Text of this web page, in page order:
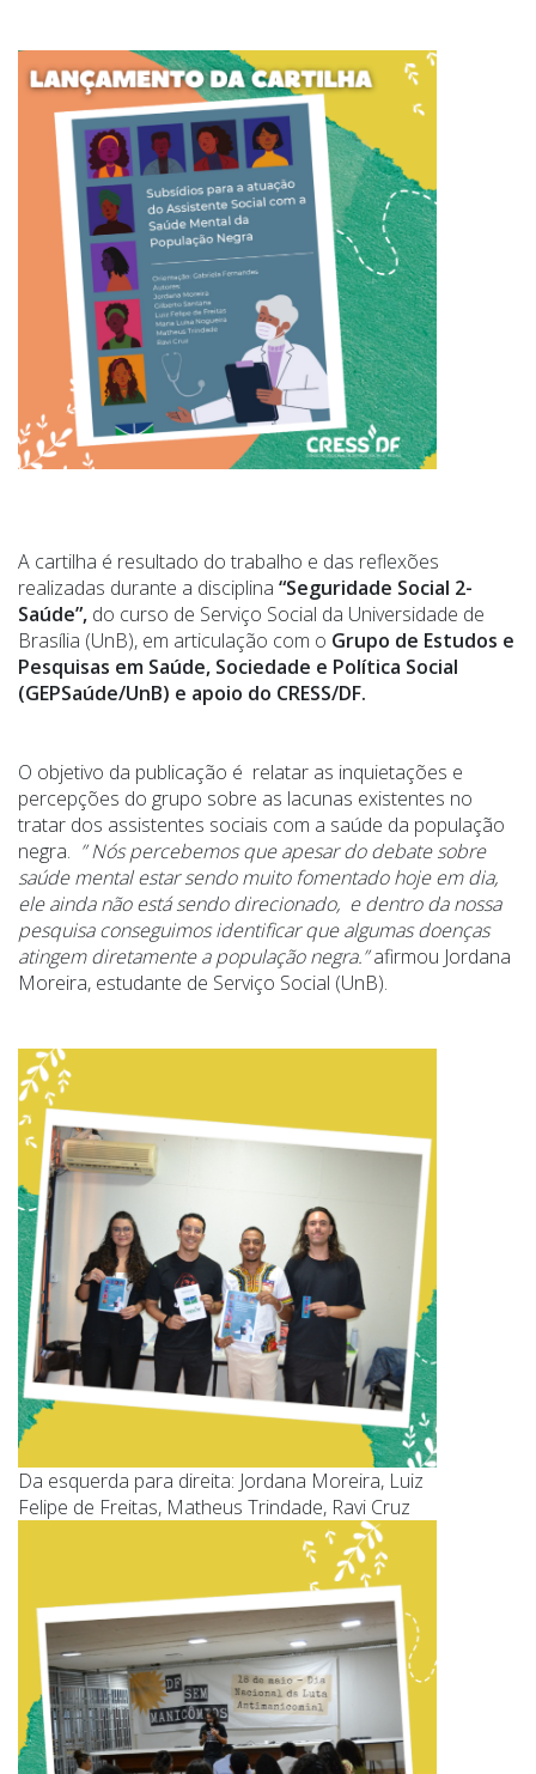
A cartilha é resultado do trabalho e das reflexões
realizadas durante a disciplina “Seguridade Social 2-
Saúde”, do curso de Serviço Social da Universidade de
Brasília (UnB), em articulação com o Grupo de Estudos e
Pesquisas em Saúde, Sociedade e Política Social
(GEPSaúde/UnB) e apoio do CRESS/DF.
O objetivo da publicação é relatar as inquietações e
percepções do grupo sobre as lacunas existentes no
tratar dos assistentes sociais com a saúde da população
negra. ” Nós percebemos que apesar do debate sobre
saúde mental estar sendo muito fomentado hoje em dia,
ele ainda não está sendo direcionado, e dentro da nossa
pesquisa conseguimos identificar que algumas doenças
atingem diretamente a população negra.”afirmou Jordana
Moreira, estudante de Serviço Social (UnB).
Da esquerda para direita: Jordana Moreira, Luiz
Felipe de Freitas, Matheus Trindade, Ravi Cruz